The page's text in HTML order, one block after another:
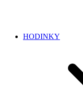
HODINKY